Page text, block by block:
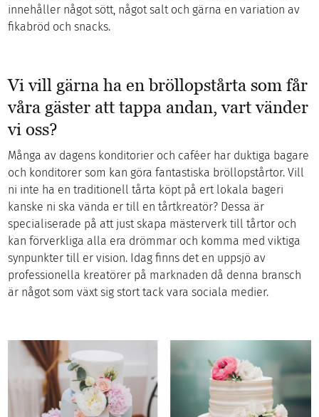
innehåller något sött, något salt och gärna en variation av
fikabröd och snacks.
Vi vill gärna ha en bröllopstårta som får
våra gäster att tappa andan, vart vänder
vi oss?
Många av dagens konditorier och caféer har duktiga bagare
och konditorer som kan göra fantastiska bröllopstårtor. Vill
ni inte ha en traditionell tårta köpt på ert lokala bageri
kanske ni ska vända er till en tårtkreatör? Dessa är
specialiserade på att just skapa mästerverk till tårtor och
kan förverkliga alla era drömmar och komma med viktiga
synpunkter till er vision. Idag finns det en uppsjö av
professionella kreatörer på marknaden då denna bransch
är något som växt sig stort tack vara sociala medier.